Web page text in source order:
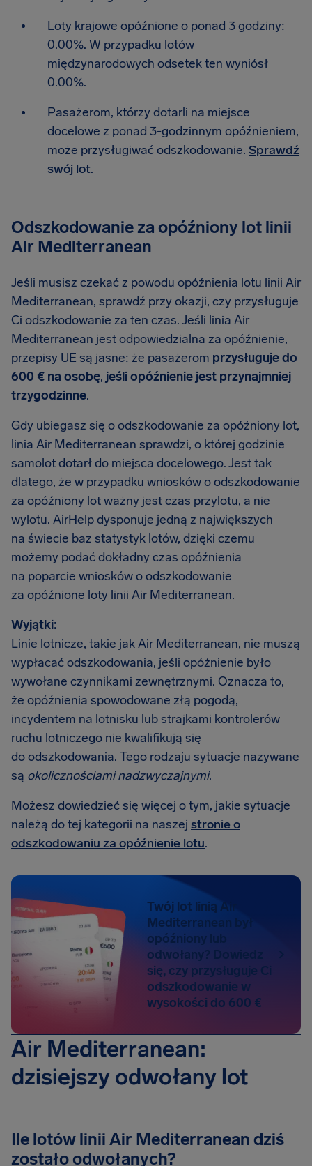
Loty krajowe opóźnione o ponad 3 godziny:
0.00%. W przypadku lotów
międzynarodowych odsetek ten wyniósł
0.00%.
Pasażerom, którzy dotarli na miejsce
docelowe z ponad 3-godzinnym opóźnieniem,
może przysługiwać odszkodowanie. Sprawdź
swój lot.
Odszkodowanie za opóźniony lot linii
Air Mediterranean
Jeśli musisz czekać z powodu opóźnienia lotu linii Air
Mediterranean, sprawdź przy okazji, czy przysługuje
Ci odszkodowanie za ten czas. Jeśli linia Air
Mediterranean jest odpowiedzialna za opóźnienie,
przepisy UE są jasne: że pasażerom przysługuje do
600 € na osobę, jeśli opóźnienie jest przynajmniej
trzygodzinne.
Gdy ubiegasz się o odszkodowanie za opóźniony lot,
linia Air Mediterranean sprawdzi, o której godzinie
samolot dotarł do miejsca docelowego. Jest tak
dlatego, że w przypadku wniosków o odszkodowanie
za opóźniony lot ważny jest czas przylotu, a nie
wylotu. AirHelp dysponuje jedną z największych
na świecie baz statystyk lotów, dzięki czemu
możemy podać dokładny czas opóźnienia
na poparcie wniosków o odszkodowanie
za opóźnione loty linii Air Mediterranean.
Wyjątki:
Linie lotnicze, takie jak Air Mediterranean, nie muszą
wypłacać odszkodowania, jeśli opóźnienie było
wywołane czynnikami zewnętrznymi. Oznacza to,
że opóźnienia spowodowane złą pogodą,
incydentem na lotnisku lub strajkami kontrolerów
ruchu lotniczego nie kwalifikują się
do odszkodowania. Tego rodzaju sytuacje nazywane
są okolicznościami nadzwyczajnymi.
Możesz dowiedzieć się więcej o tym, jakie sytuacje
należą do tej kategorii na naszej stronie o
odszkodowaniu za opóźnienie lotu.
Twój lot linią Air
Mediterranean był
opóźniony lub
odwołany? Dowiedz
się, czy przysługuje Ci
odszkodowanie w
wysokości do 600 €
Air Mediterranean:
dzisiejszy odwołany lot
Ile lotów linii Air Mediterranean dziś
zostało odwołanych?